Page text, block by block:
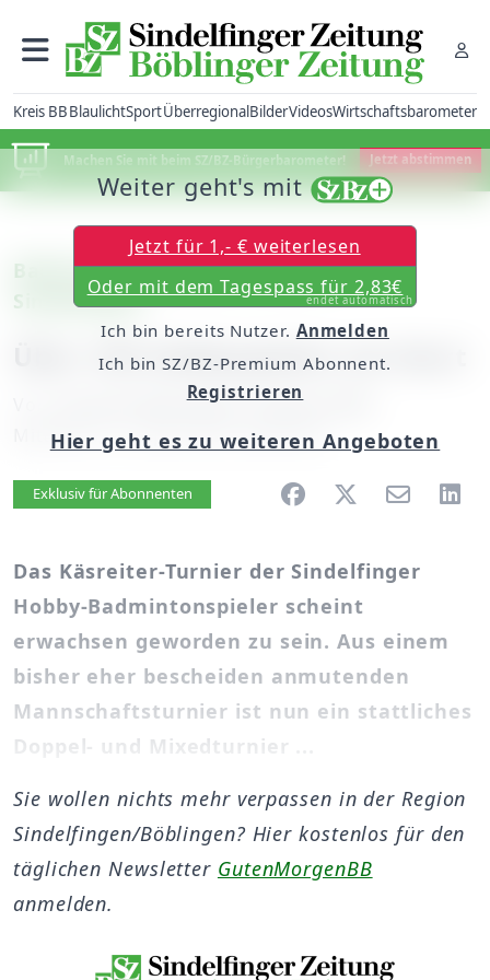
Kreis BBBlaulichtSportÜberregionalBilderVideosWirtschaftsbarometer
Machen Sie mit beim SZ/BZ-Bürgerbarometer! Jetzt abstimmen
Badminton: Käsreiter-Turnier in
Sindelfingen
Über 100 Hobbyspieler am Start
unserem Mitarbeiter Thomas Züfle
Mittwoch, 21. April 2010, 00:00 Uhr
Artikel vorlesen
Exklusiv für Abonnenten
Das Käsreiter-Turnier der Sindelfinger
Hobby-Badmintonspieler scheint
erwachsen geworden zu sein. Aus einem
bisher eher bescheiden anmutenden
Mannschaftsturnier ist nun ein stattliches
Doppel- und Mixedturnier ...
Weiter geht's mit
Jetzt für 1,- € weiterlesen
Oder mit dem Tagespass für 2,83€
endet automatisch
Ich bin bereits Nutzer. Anmelden
Ich bin SZ/BZ-Premium Abonnent.
Registrieren
Hier geht es zu weiteren Angeboten
Sie wollen nichts mehr verpassen in der Region
Sindelfingen/Böblingen? Hier kostenlos für den
täglichen Newsletter GutenMorgenBB
anmelden.